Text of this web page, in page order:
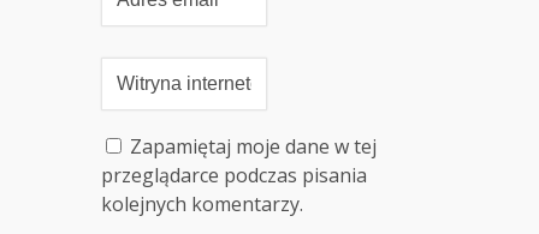
Zapamiętaj moje dane w tej
przeglądarce podczas pisania
kolejnych komentarzy.